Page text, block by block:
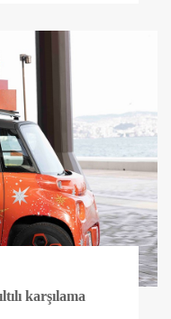
karşılama